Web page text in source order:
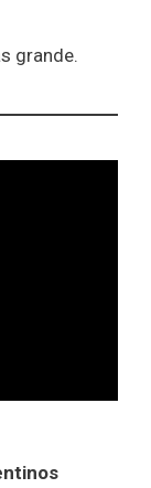
grande.